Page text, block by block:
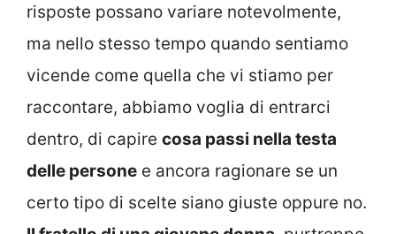
risposte possano variare notevolmente,
ma nello stesso tempo quando sentiamo
vicende come quella che vi stiamo per
raccontare, abbiamo voglia di entrarci
dentro, di capire cosa passi nella testa
delle persone e ancora ragionare se un
certo tipo di scelte siano giuste oppure no.